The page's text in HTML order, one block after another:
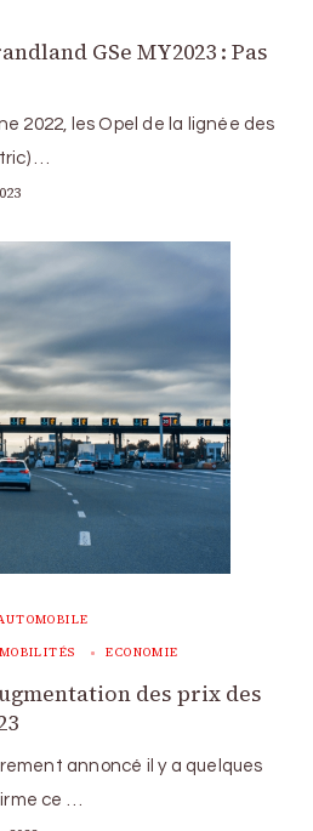
GSe MY2023 : Pas
2022, les Opel de la lignée des
…
ECONOMIE
des prix des
annoncé il y a quelques
ce …